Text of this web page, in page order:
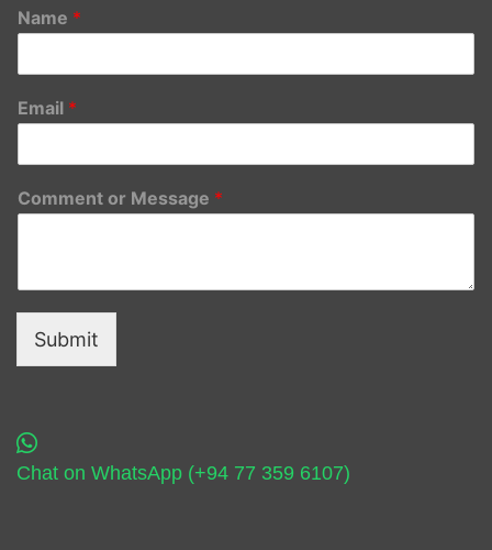
Name *
Email *
Comment or Message *
Submit
Chat on WhatsApp (+94 77 359 6107)